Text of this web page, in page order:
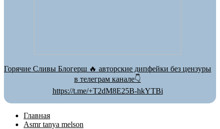
Горячие Сливы Блогерш 🔥 авторские дипфейки без цензуры
в телеграм канале👇
https://t.me/+T2dM8E25B-hkYTBi
Главная
Asmr tanya melson